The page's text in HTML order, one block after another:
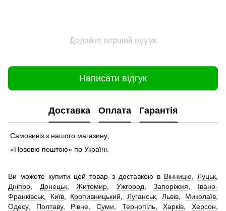
Додайте перший відгук
Написати відгук
Доставка Оплата Гарантія
Самовивіз з нашого магазину;
«Нововю поштою» по Україні.
Ви можете купити цей товар з доставкою в Вінницю ,Луцьк
Дніпро
Донецьк,Житомир Ужгород ,Запоріжжя
Івано-
Франківськ
Київ, Кропивницький Луганськ,Львів Миколаїв
Одесу, Полтаву, Рівне ,Суми Тернопіль,Харків ,Херсон